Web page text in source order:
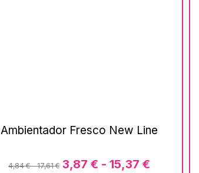
Ambientador Fresco New Line
4,84€ -17,61€ 3,87 € - 15,37 €